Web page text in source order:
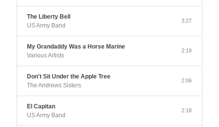
The Liberty Bell
US Army Band
3:27
My Grandaddy Was a Horse Marine
Various Artists
2:19
Don't Sit Under the Apple Tree
The Andrews Sisters
2:06
El Capitan
US Army Band
2:18